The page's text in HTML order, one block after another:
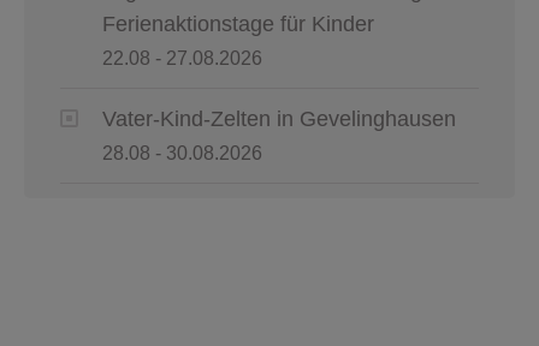
Ferienaktionstage für Kinder
22.08 - 27.08.2026
Vater-Kind-Zelten in Gevelinghausen
28.08 - 30.08.2026